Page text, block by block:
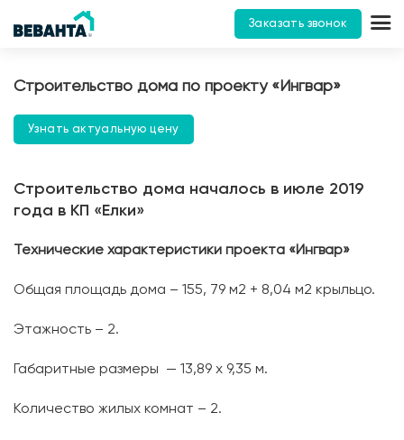
Заказать звонок
Строительство дома по проекту «Ингвар»
Узнать актуальную цену
Строительство дома началось в июле 2019
года в КП «Елки»
Технические характеристики проекта «Ингвар»
Общая площадь дома – 155, 79 м2 + 8,04 м2 крыльцо.
Этажность – 2.
Габаритные размеры — 13,89 х 9,35 м.
Количество жилых комнат – 2.